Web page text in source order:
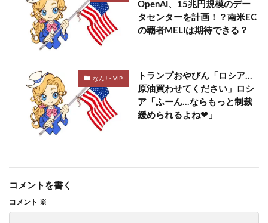
OpenAI、15兆円規模のデー
タセンターを計画！？南米EC
の覇者MELIは期待できる？
なんJ・VIP
トランプおやびん「ロシア…
原油買わせてください」ロシ
ア「ふーん…ならもっと制裁
緩められるよね❤」
コメントを書く
コメント ※